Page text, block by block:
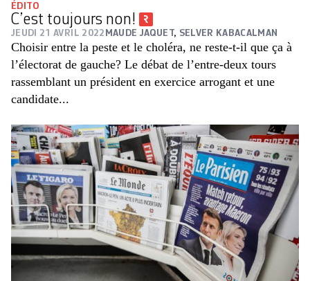
ÉDITO
C’est toujours non!
JEUDI 21 AVRIL 2022 MAUDE JAQUET, SELVER KABACALMAN
Choisir entre la peste et le choléra, ne reste-t-il que ça à
l’électorat de gauche? Le débat de l’entre-deux tours
rassemblant un président en exercice arrogant et une
candidate...